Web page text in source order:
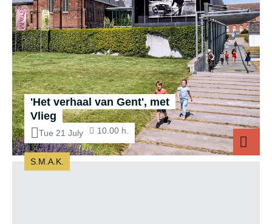
'Het verhaal van Gent', met
Vlieg
Tue 21 July 10.00 h.
S.M.A.K.